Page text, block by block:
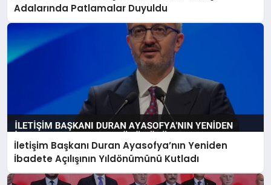
Adalarında Patlamalar Duyuldu
İletişim Başkanı Duran Ayasofya’nın Yeniden
İbadete Açılışının Yıldönümünü Kutladı